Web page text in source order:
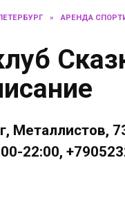
» АРЕНДА
Металлистов,
22:00,